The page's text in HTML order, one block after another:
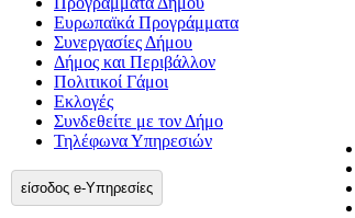
Ευρωπαϊκά Προγράμματα
Συνεργασίες Δήμου
Δήμος και Περιβάλλον
Πολιτικοί Γάμοι
Εκλογές
Συνδεθείτε με τον Δήμο
Τηλέφωνα Υπηρεσιών
είσοδος e-Υπηρεσίες